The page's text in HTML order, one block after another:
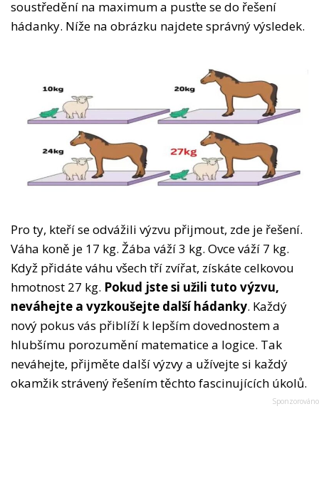
soustředění na maximum a pusťte se do řešení
hádanky. Níže na obrázku najdete správný výsledek.
Pro ty, kteří se odvážili výzvu přijmout, zde je řešení.
Váha koně je 17 kg. Žába váží 3 kg. Ovce váží 7 kg.
Když přidáte váhu všech tří zvířat, získáte celkovou
hmotnost 27 kg. Pokud jste si užili tuto výzvu,
neváhejte a vyzkoušejte další hádanky. Každý
nový pokus vás přiblíží k lepším dovednostem a
hlubšímu porozumění matematice a logice. Tak
neváhejte, přijměte další výzvy a užívejte si každý
okamžik strávený řešením těchto fascinujících úkolů.